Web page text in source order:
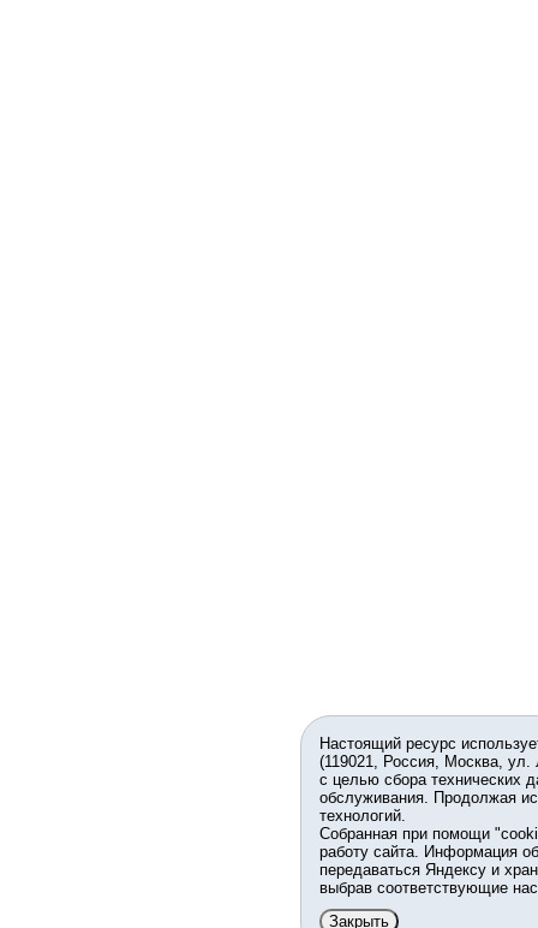
Настоящий ресурс
(119021, Россия, Москва,
с целью сбора технических
обслуживания. Продолжая
технологий.
Собранная при помощи
работу сайта. Информация
передаваться Яндексу и
выбрав соответствующие
Закрыть